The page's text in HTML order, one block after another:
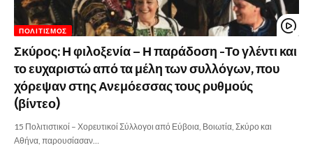
ΠΟΛΙΤΙΣΜΌΣ
Σκύρος: Η φιλοξενία – Η παράδοση -Το γλέντι και
το ευχαριστώ από τα μέλη των συλλόγων, που
χόρεψαν στης Ανεμόεσσας τους ρυθμούς
(βίντεο)
15 Πολιτιστικοί – Χορευτικοί Σύλλογοι από Εύβοια, Βοιωτία, Σκύρο και
Αθήνα, παρουσίασαν…